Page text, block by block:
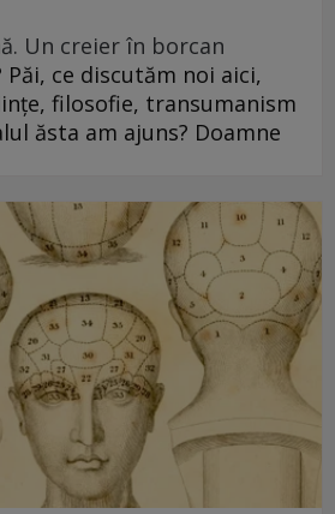
Un creier în borcan
Păi, ce discutăm noi aici,
filosofie, transumanism
ăsta am ajuns? Doamne